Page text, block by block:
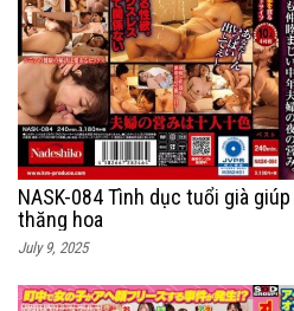
NASK-084 Tình dục tuổi già
thăng hoa
July 9, 2025